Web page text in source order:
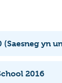
yn
2016